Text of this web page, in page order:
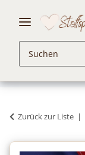
Zurück zur Liste